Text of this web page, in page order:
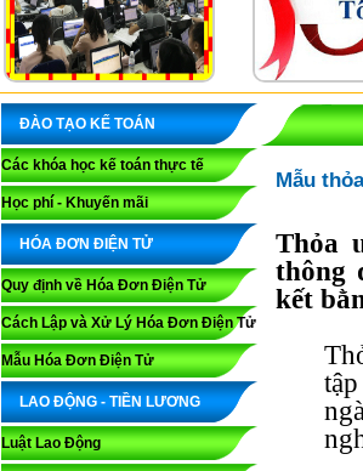
ĐÀO TẠO KẾ TOÁN
Các khóa học kế toán thực tế
Học phí - Khuyến mãi
HÓA ĐƠN ĐIỆN TỬ
Quy định về Hóa Đơn Điện Tử
Cách Lập và Xử Lý Hóa Đơn Điện Tử
Mẫu Hóa Đơn Điện Tử
LAO ĐỘNG - TIỀN LƯƠNG
Luật Lao Động
Mẫu
Thỏa
thông
kết